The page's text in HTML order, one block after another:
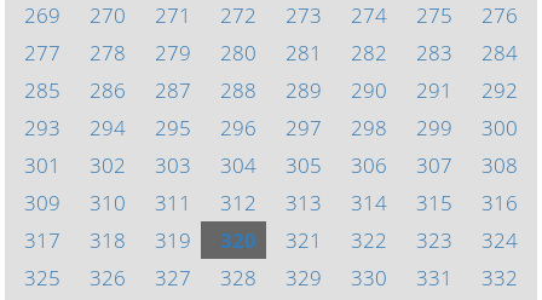
269
270 271 272 273 274 275
276
277
278 279 280 281 282 283
284
285
286 287 288 289 290 291
292
293
294 295 296 297 298 299
300
301
302 303 304 305 306 307
308
309
310 311 312 313 314 315
316
317
318 319 320 321 322 323
324
325
326 327 328 329 330 331
332